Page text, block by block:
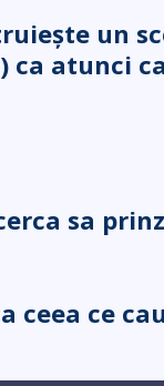
un
ca atunci
sa
ceea ce